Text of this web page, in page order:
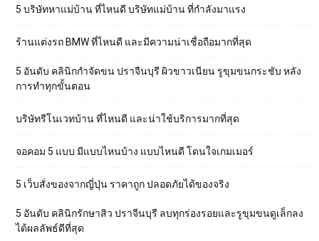
5 บริษัทหาแม่บ้าน ที่ไหนดี บริษัทแม่บ้าน ที่กำลังมาแรง
ร้านแต่งรถ BMW ที่ไหนดี และมีความน่าเชื่อถือมากที่สุด
5 อันดับ คลินิกกำจัดขน ปราจีนบุรี ผิวขาวเนียน รูขุมขนกระชับ หลัง
การทำทุกขั้นตอน
บริษัทรีโนเวทบ้าน ที่ไหนดี และน่าใช้บริการมากที่สุด
จอคอม 5 แบบ มีแบบไหนบ้าง แบบไหนดี โดนใจเกมเมอร์
5 เว็บสั่งของจากญี่ปุ่น ราคาถูก ปลอดภัยได้ของจริง
5 อันดับ คลินิกรักษาสิว ปราจีนบุรี ลบทุกร่องรอยและรูขุมขนดูเล็กลง
ได้ผลลัพธ์ดีที่สุด